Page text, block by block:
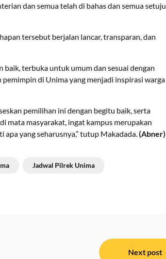
dan semua telah di bahas dan semua setuju
tersebut berjalan lancar, transparan, dan
terbuka untuk umum dan sesuai dengan
di Unima yang menjadi inspirasi warga
pemilihan ini dengan begitu baik, serta
mata masyarakat, ingat kampus merupakan
yang seharusnya,” tutup Makadada. (Abner)
Jadwal Pilrek Unima
Next post